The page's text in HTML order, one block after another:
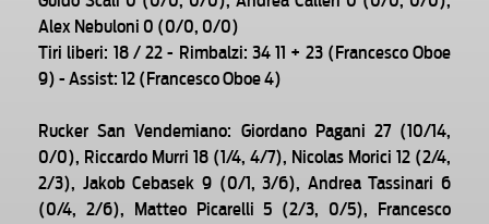
Alex Nebuloni 0 (0/0, 0/0)
Tiri liberi: 18 / 22 - Rimbalzi: 34 11 + 23 (Francesco Oboe
9) - Assist: 12 (Francesco Oboe 4)
Rucker San Vendemiano: Giordano Pagani 27 (10/14,
0/0), Riccardo Murri 18 (1/4, 4/7), Nicolas Morici 12 (2/4,
2/3), Jakob Cebasek 9 (0/1, 3/6), Andrea Tassinari 6
(0/4, 2/6), Matteo Picarelli 5 (2/3, 0/5), Francesco